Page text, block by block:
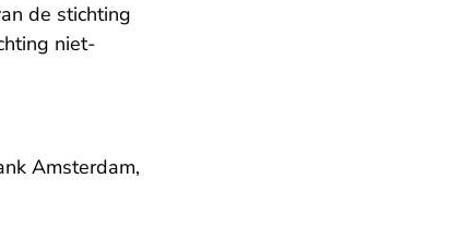
de stichting
niet-
Amsterdam,